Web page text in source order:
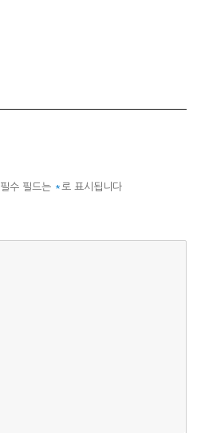
필수 필드는 * 로 표시됩니다